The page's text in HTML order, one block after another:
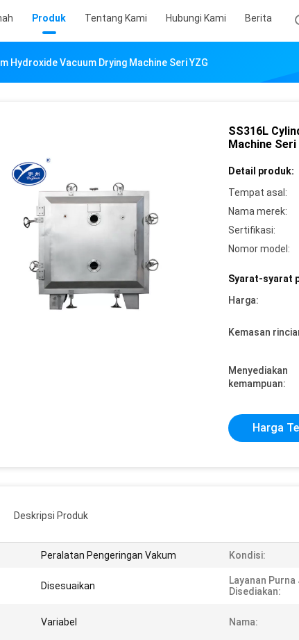
Produk Tentang Kami Hubungi Kami Berita
Hydroxide Vacuum Drying Machine Seri YZG
SS316L
Machine Seri
Detail produk:
Tempat asal:
Nama merek:
Sertifikasi:
Nomor model:
Syarat-syarat
Harga:
Kemasan
Menyediakan
kemampuan:
Harga
Deskripsi Produk
Peralatan Pengeringan Vakum Kondisi:
Disesuaikan
Layanan Purna
Disediakan:
Variabel Nama: